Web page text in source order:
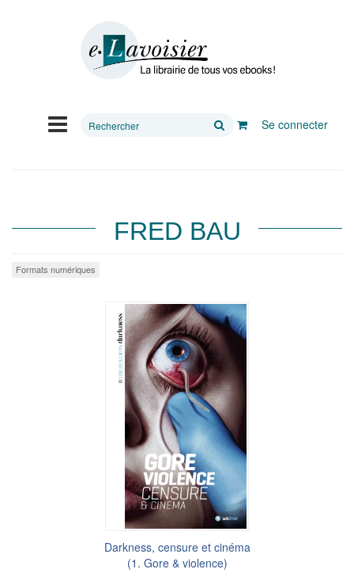
Rechercher
Se connecter
FRED BAU
Formats numériques
Darkness, censure et cinéma
(1. Gore & violence)